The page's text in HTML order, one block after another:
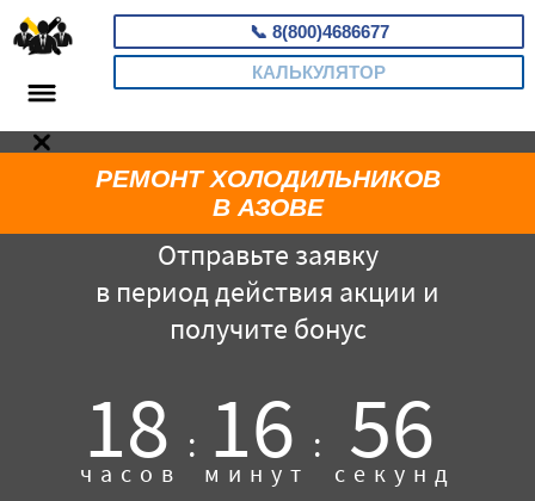
📞 8(800)4686677
КАЛЬКУЛЯТОР
Отправьте заявку
в период действия акции и
получите бонус
18 :
часов 16 :
минут 55
секунд
РЕМОНТ ХОЛОДИЛЬНИКОВ
В АЗОВЕ